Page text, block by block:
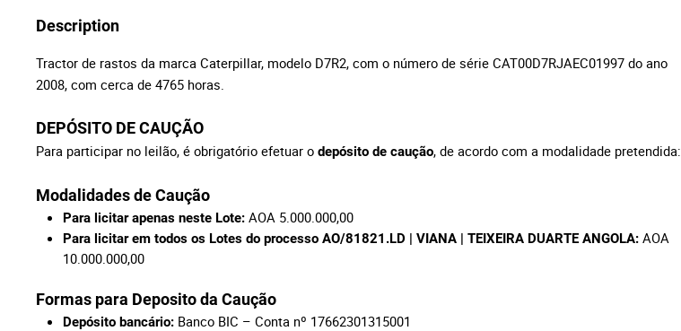
Description
Tractor de rastos da marca Caterpillar, modelo D7R2, com o número de série CAT00D7RJAEC01997 do ano
2008, com cerca de 4765 horas.
DEPÓSITO DE CAUÇÃO
Para participar no leilão, é obrigatório efetuar o depósito de caução, de acordo com a modalidade pretendida:
Modalidades de Caução
Para licitar apenas neste Lote: AOA 5.000.000,00
Para licitar em todos os Lotes do processo AO/81821.LD | VIANA | TEIXEIRA DUARTE ANGOLA: AOA
10.000.000,00
Formas para Deposito da Caução
Depósito bancário: Banco BIC – Conta nº 17662301315001